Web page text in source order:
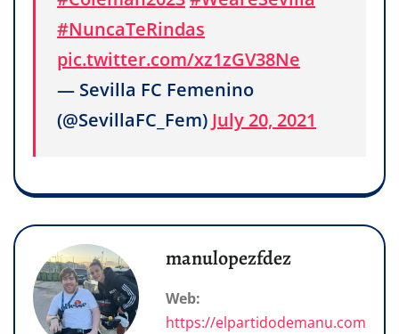
#NuncaTeRindas
pic.twitter.com/xz1zGV38Ne
— Sevilla FC Femenino
(@SevillaFC_Fem) July 20, 2021
manulopezfdez
Web:
https://elpartidodemanu.com